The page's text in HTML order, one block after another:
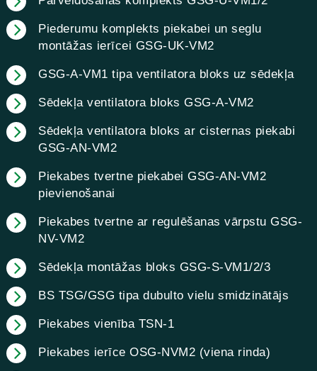
Piederumu komplekts piekabei un seglu
montāžas ierīcei GSG-UK-VM2
GSG-A-VM1 tipa ventilatora bloks uz sēdekļa
Sēdekļa ventilatora bloks GSG-A-VM2
Sēdekļa ventilatora bloks ar cisternas piekabi
GSG-AN-VM2
Piekabes tvertne piekabei GSG-AN-VM2
pievienošanai
Piekabes tvertne ar regulēšanas vārpstu GSG-
NV-VM2
Sēdekļa montāžas bloks GSG-S-VM1/2/3
BS TSG/GSG tipa dubulto vielu smidzinātājs
Piekabes vienība TSN-1
Piekabes ierīce OSG-NVM2 (viena rinda)